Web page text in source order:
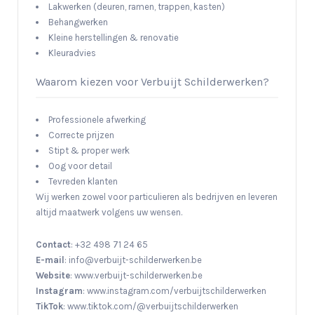
Lakwerken (deuren, ramen, trappen, kasten)
Behangwerken
Kleine herstellingen & renovatie
Kleuradvies
Waarom kiezen voor Verbuijt Schilderwerken?
Professionele afwerking
Correcte prijzen
Stipt & proper werk
Oog voor detail
Tevreden klanten
Wij werken zowel voor particulieren als bedrijven en leveren
altijd maatwerk volgens uw wensen.
Contact: +32 498 71 24 65
E-mail: info@verbuijt-schilderwerken.be
Website: www.verbuijt-schilderwerken.be
Instagram: www.instagram.com/verbuijtschilderwerken
TikTok: www.tiktok.com/@verbuijtschilderwerken